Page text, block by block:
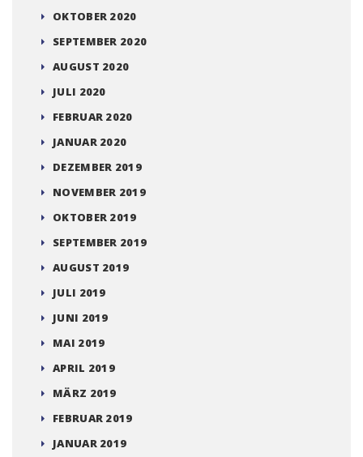
OKTOBER 2020
SEPTEMBER 2020
AUGUST 2020
JULI 2020
FEBRUAR 2020
JANUAR 2020
DEZEMBER 2019
NOVEMBER 2019
OKTOBER 2019
SEPTEMBER 2019
AUGUST 2019
JULI 2019
JUNI 2019
MAI 2019
APRIL 2019
MÄRZ 2019
FEBRUAR 2019
JANUAR 2019